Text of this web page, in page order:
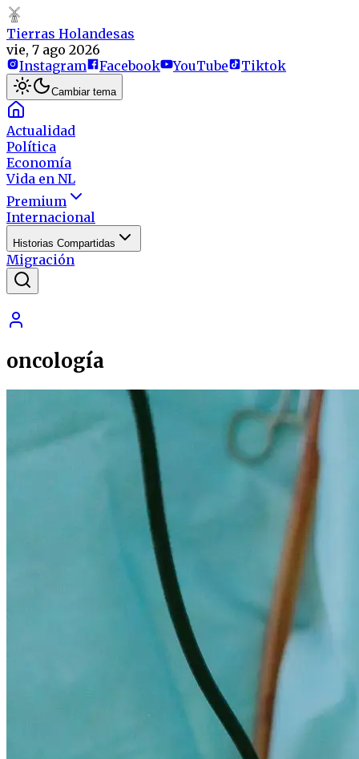
Tierras Holandesas
vie, 7 ago 2026
Instagram
Facebook YouTube Tiktok
Cambiar tema
Actualidad
Política
Economía
Vida en NL
Premium
Internacional
Historias Compartidas
Migración
oncología